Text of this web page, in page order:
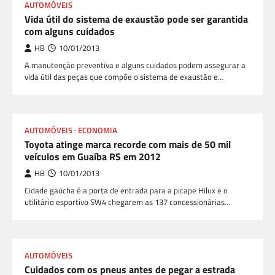
AUTOMÓVEIS
Vida útil do sistema de exaustão pode ser garantida
com alguns cuidados
HB 10/01/2013
A manutenção preventiva e alguns cuidados podem assegurar a
vida útil das peças que compõe o sistema de exaustão e…
AUTOMÓVEIS ECONOMIA
Toyota atinge marca recorde com mais de 50 mil
veículos em Guaíba RS em 2012
HB 10/01/2013
Cidade gaúcha é a porta de entrada para a picape Hilux e o
utilitário esportivo SW4 chegarem as 137 concessionárias…
AUTOMÓVEIS
Cuidados com os pneus antes de pegar a estrada